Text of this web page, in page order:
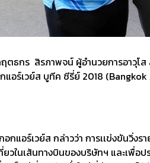
ธกร สิรภาพจน์ ผู้อำนวยการอาวุโ
ร์เวย์ส บูทีค ซีรี่ย์ 2018
อร์เวย์ส กล่าวว่า การเเข่งขันวิ่งร
ในเส้นทางบินของบริษัทฯ และเพื่อ